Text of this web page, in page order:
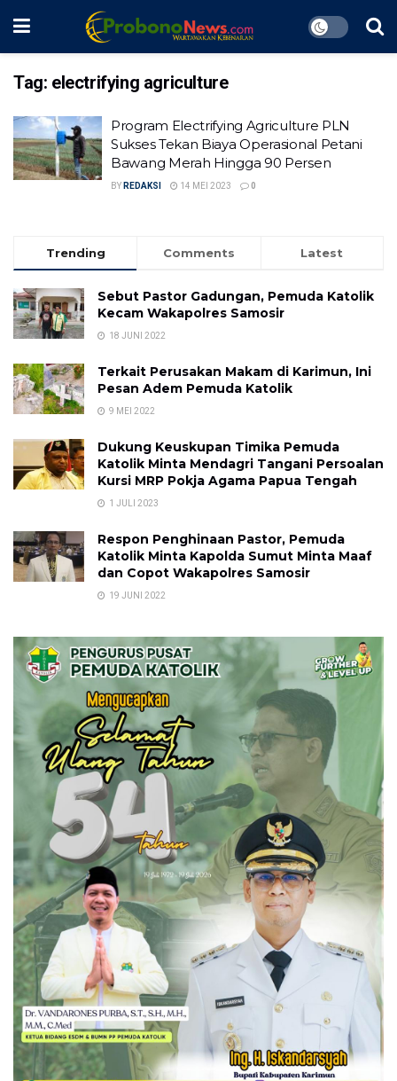
Tag: electrifying agriculture
Program Electrifying Agriculture PLN
Sukses Tekan Biaya Operasional Petani
Bawang Merah Hingga 90 Persen
BY REDAKSI 14 MEI 2023 0
Trending Comments Latest
Sebut Pastor Gadungan, Pemuda Katolik
Kecam Wakapolres Samosir
18 JUNI 2022
Terkait Perusakan Makam di Karimun, Ini
Pesan Adem Pemuda Katolik
9 MEI 2022
Dukung Keuskupan Timika Pemuda
Katolik Minta Mendagri Tangani Persoalan
Kursi MRP Pokja Agama Papua Tengah
1 JULI 2023
Respon Penghinaan Pastor, Pemuda
Katolik Minta Kapolda Sumut Minta Maaf
dan Copot Wakapolres Samosir
19 JUNI 2022